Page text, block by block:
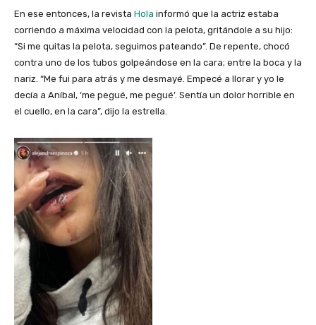
En ese entonces, la revista Hola informó que la actriz estaba
corriendo a máxima velocidad con la pelota, gritándole a su hijo:
“Si me quitas la pelota, seguimos pateando”. De repente, chocó
contra uno de los tubos golpeándose en la cara; entre la boca y la
nariz. “Me fui para atrás y me desmayé. Empecé a llorar y yo le
decía a Aníbal, ‘me pegué, me pegué’. Sentía un dolor horrible en
el cuello, en la cara”, dijo la estrella.